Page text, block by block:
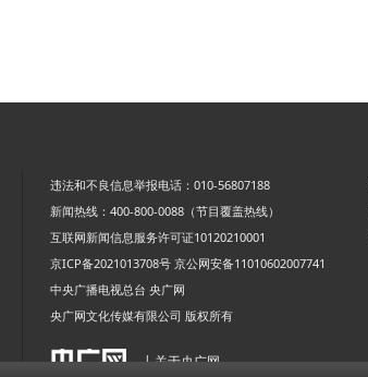
违法和不良信息举报电话：010-56807188
新闻热线：400-800-0088（节目覆盖热线）
互联网新闻信息服务许可证10120210001
京ICP备2021013708号 京公网安备11010602007741
中央广播电视总台 央广网
央广网文化传媒有限公司 版权所有
| 关于央广网